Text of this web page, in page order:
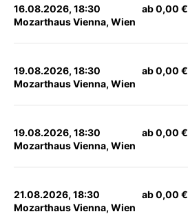
16.08.2026, 18:30
Mozarthaus Vienna, Wien
ab 0,00 €
19.08.2026, 18:30
Mozarthaus Vienna, Wien
ab 0,00 €
19.08.2026, 18:30
Mozarthaus Vienna, Wien
ab 0,00 €
21.08.2026, 18:30
Mozarthaus Vienna, Wien
ab 0,00 €